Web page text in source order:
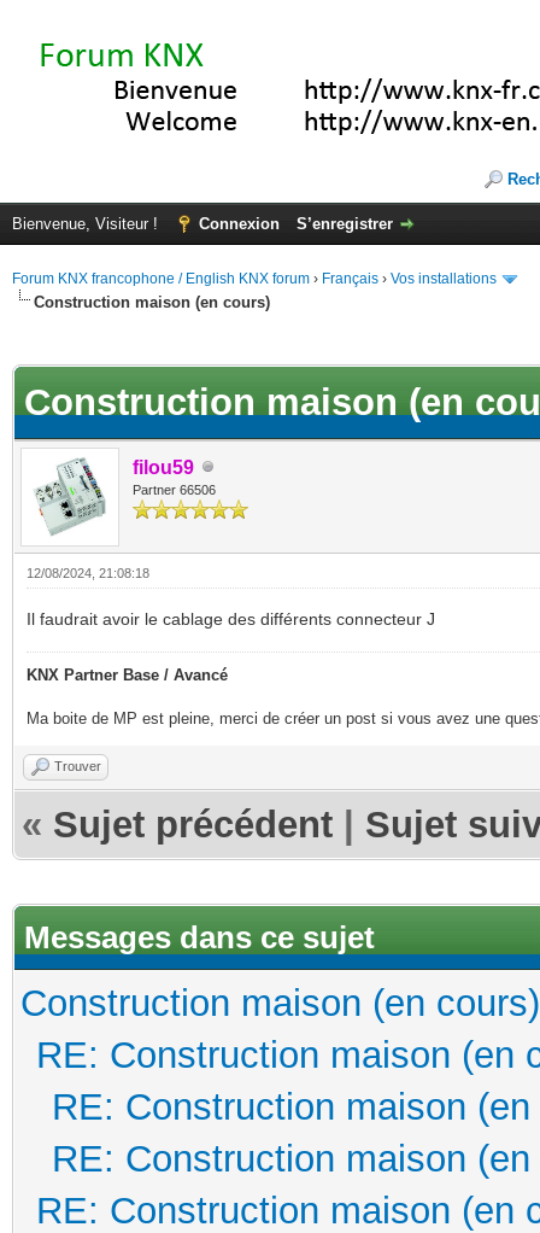
Bienvenue, Visiteur ! Connexion S’enregistrer
Forum KNX francophone / English KNX forum › Français › Vos installations
Construction maison (en cours)
Construction maison (en
filou59
Partner 66506
12/08/2024, 21:08:18
Il faudrait avoir le cablage des différents connecteur J
KNX Partner Base / Avancé
Ma boite de MP est pleine, merci de créer un post si vous avez une
Trouver
« Sujet précédent Sujet
Messages dans ce sujet
Construction maison (en cours)
RE: Construction maison (en
RE: Construction maison
RE: Construction maison
RE: Construction maison (en